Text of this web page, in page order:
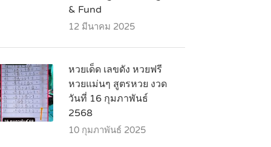
& Fund
12 มีนาคม 2025
หวยเด็ด เลขดัง หวยฟรี
หวยแม่นๆ สูตรหวย งวด
วันที่ 16 กุมภาพันธ์
2568
10 กุมภาพันธ์ 2025